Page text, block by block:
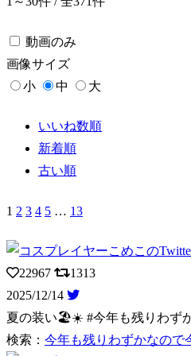
動画のみ
画像サイズ
小
中 大
いいね数順
新着順
古い順
1 2 3 4 5 … 13
22967
1313
2025/12/14
夏の装い🏖☀️ #今年も残りわず
検索： 今年も残りわずかなので